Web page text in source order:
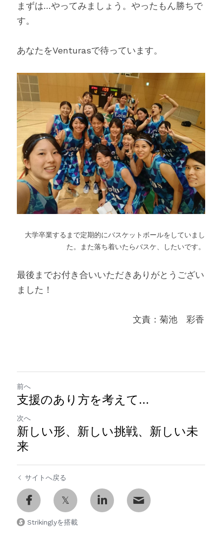
まずは…やってみましょう。やったもん勝ちで
す。
あなたをVenturasで待っています。
大学卒業するまで定期的にバスケットボールをしていまし
た。また落ち着いたらバスケ、したいです。
最後までお付き合いいただきありがとうござい
ました！
文責：菊池　彩香
前へ
支援のあり方を考えて...
次へ
新しい形、新しい挑戦、新しい未
来
サイトへ戻る
Strikinglyを搭載